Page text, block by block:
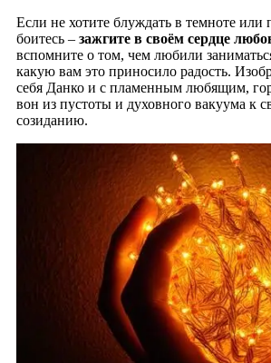
Если не хотите блуждать в темноте или
боитесь – зажгите в своём сердце
вспомните о том, чем любили
какую вам это приносило радость.
себя Данко и с пламенным любящим,
вон из пустоты и духовного вакуума к
созиданию.